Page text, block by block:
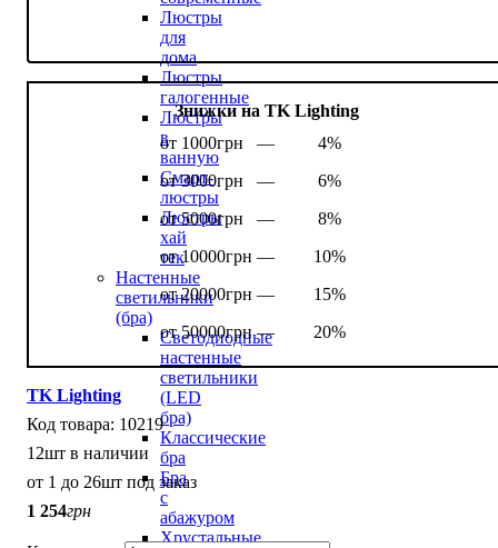
Люстры
для
дома
Люстры
галогенные
Люстры
в
ванную
Смарт-
люстры
Люстры
хай
тек
Настенные
светильники
(бра)
Светодиодные
настенные
светильники
(LED
бра)
Классические
бра
Бра
с
абажуром
Хрустальные
Знижки на TK Lighting
от 1000грн —
4%
от 3000грн —
6%
от 5000грн —
8%
от 10000грн —
10%
от 20000грн —
15%
от 50000грн —
20%
TK Lighting
10219
12шт в наличии
от 1 до 26шт под заказ
1 254грн